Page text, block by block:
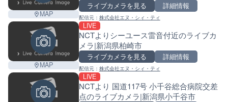
MAP
ライブカメラを見る 詳細情報
配信元： 株式会社エヌ・シィ・ティ
MAP
LIVE
NCTよりシーユース雷音付近のライブカ
メラ|新潟県柏崎市
ライブカメラを見る 詳細情報
配信元： 株式会社エヌ・シィ・ティ
LIVE
NCTより 国道117号 小千谷総合病院交差
点のライブカメラ|新潟県小千谷市